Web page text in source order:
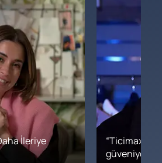
İleriye
“Ticimax'a